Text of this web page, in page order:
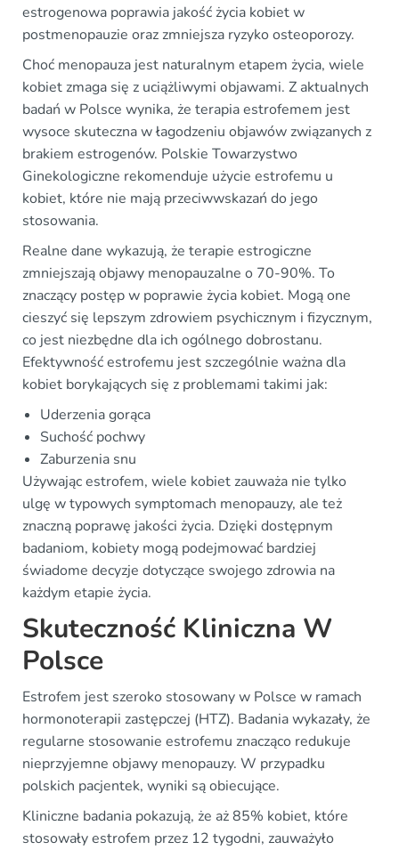
estrogenowa poprawia jakość życia kobiet w
postmenopauzie oraz zmniejsza ryzyko osteoporozy.
Choć menopauza jest naturalnym etapem życia, wiele
kobiet zmaga się z uciążliwymi objawami. Z aktualnych
badań w Polsce wynika, że terapia estrofemem jest
wysoce skuteczna w łagodzeniu objawów związanych z
brakiem estrogenów. Polskie Towarzystwo
Ginekologiczne rekomenduje użycie estrofemu u
kobiet, które nie mają przeciwwskazań do jego
stosowania.
Realne dane wykazują, że terapie estrogiczne
zmniejszają objawy menopauzalne o 70-90%. To
znaczący postęp w poprawie życia kobiet. Mogą one
cieszyć się lepszym zdrowiem psychicznym i fizycznym,
co jest niezbędne dla ich ogólnego dobrostanu.
Efektywność estrofemu jest szczególnie ważna dla
kobiet borykających się z problemami takimi jak:
Uderzenia gorąca
Suchość pochwy
Zaburzenia snu
Używając estrofem, wiele kobiet zauważa nie tylko
ulgę w typowych symptomach menopauzy, ale też
znaczną poprawę jakości życia. Dzięki dostępnym
badaniom, kobiety mogą podejmować bardziej
świadome decyzje dotyczące swojego zdrowia na
każdym etapie życia.
Skuteczność Kliniczna W
Polsce
Estrofem jest szeroko stosowany w Polsce w ramach
hormonoterapii zastępczej (HTZ). Badania wykazały, że
regularne stosowanie estrofemu znacząco redukuje
nieprzyjemne objawy menopauzy. W przypadku
polskich pacjentek, wyniki są obiecujące.
Kliniczne badania pokazują, że aż 85% kobiet, które
stosowały estrofem przez 12 tygodni, zauważyło